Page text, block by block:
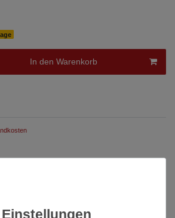
In den Warenkorb